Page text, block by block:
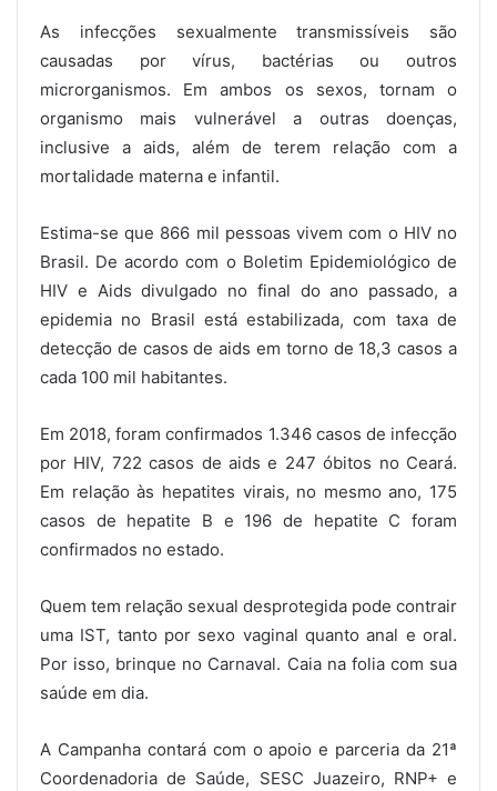
As infecções sexualmente transmissíveis são
causadas por vírus, bactérias ou outros
microrganismos. Em ambos os sexos, tornam o
organismo mais vulnerável a outras doenças,
inclusive a aids, além de terem relação com a
mortalidade materna e infantil.
Estima-se que 866 mil pessoas vivem com o HIV no
Brasil. De acordo com o Boletim Epidemiológico de
HIV e Aids divulgado no final do ano passado, a
epidemia no Brasil está estabilizada, com taxa de
detecção de casos de aids em torno de 18,3 casos a
cada 100 mil habitantes.
Em 2018, foram confirmados 1.346 casos de infecção
por HIV, 722 casos de aids e 247 óbitos no Ceará.
Em relação às hepatites virais, no mesmo ano, 175
casos de hepatite B e 196 de hepatite C foram
confirmados no estado.
Quem tem relação sexual desprotegida pode contrair
uma IST, tanto por sexo vaginal quanto anal e oral.
Por isso, brinque no Carnaval. Caia na folia com sua
saúde em dia.
A Campanha contará com o apoio e parceria da 21ª
Coordenadoria de Saúde, SESC Juazeiro, RNP+ e